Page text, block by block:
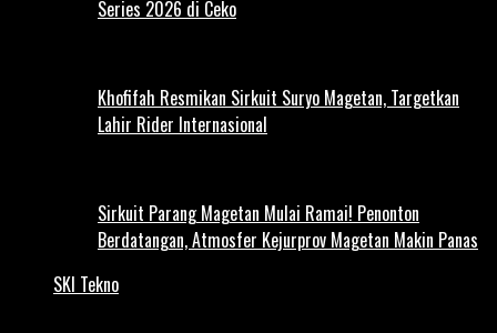
Series 2026 di Ceko
Khofifah Resmikan Sirkuit Suryo Magetan, Targetkan
Lahir Rider Internasional
Sirkuit Parang Magetan Mulai Ramai! Penonton
Berdatangan, Atmosfer Kejurprov Magetan Makin Panas
SKI Tekno